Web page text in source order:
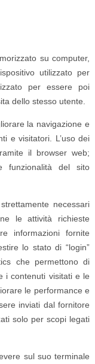
su computer,
utilizzato per
per essere poi
dello stesso utente.
la navigazione e
e visitatori. L’uso dei
il browser web;
funzionalità del sito
necessari
le attività richieste
informazioni fornite
lo stato di “login”
che permettono di
i contenuti visitati e le
le performance e
inviati dal fornitore
solo per scopi legati
sul suo terminale